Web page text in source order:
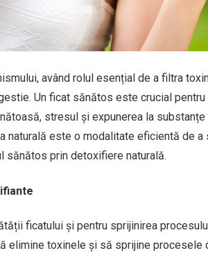
având rolul esențial de a filtra
Un ficat sănătos este crucial
stresul și expunerea la
naturală este o modalitate eficientă de
sănătos prin detoxifiere naturală.
ficatului și pentru sprijinirea
elimine toxinele și să sprijine procesele